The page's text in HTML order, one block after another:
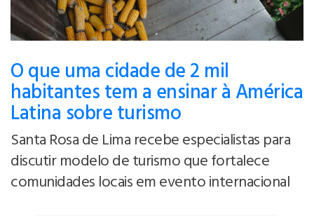
O que uma cidade de 2 mil
habitantes tem a ensinar à América
Latina sobre turismo
Santa Rosa de Lima recebe especialistas para
discutir modelo de turismo que fortalece
comunidades locais em evento internacional